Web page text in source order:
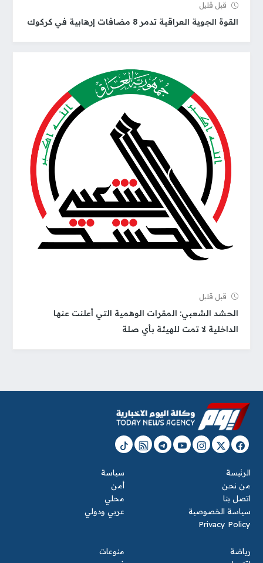
قبل قلیل
القوة الجوية العراقية تدمر 8 مضافات إرهابية في كركوك
قبل قلیل
الحشد الشعبي: المقرات الوهمية التي أعلنت عنها
الداخلية لا تمت للهيئة بأي صلة
الرئيسة
من نحن
اتصل بنا
سياسة الخصوصية
Privacy Policy
سياسة
أمن
محلي
عربي ودولي
رياضة
منوعات